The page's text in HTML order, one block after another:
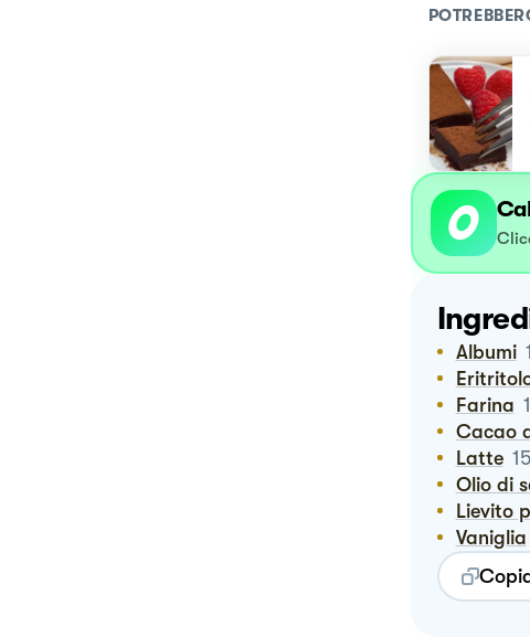
Albumi
Farina
Cacao
Latte
Olio di
Lievito
Vaniglia